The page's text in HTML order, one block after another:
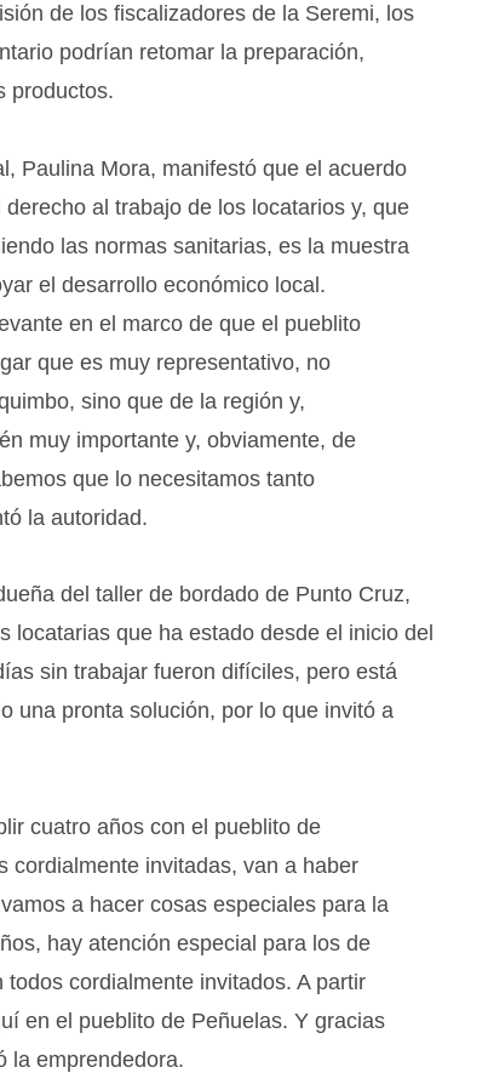
de los fiscalizadores de la Seremi, los
podrían retomar la preparación,
productos.
Paulina Mora, manifestó que el acuerdo
al trabajo de los locatarios y, que
las normas sanitarias, es la muestra
el desarrollo económico local.
en el marco de que el pueblito
que es muy representativo, no
sino que de la región y,
muy importante y, obviamente, de
que lo necesitamos tanto
la autoridad.
del taller de bordado de Punto Cruz,
locatarias que ha estado desde el inicio del
sin trabajar fueron difíciles, pero está
una pronta solución, por lo que invitó a
cuatro años con el pueblito de
cordialmente invitadas, van a haber
a hacer cosas especiales para la
hay atención especial para los de
cordialmente invitados. A partir
en el pueblito de Peñuelas. Y gracias
la emprendedora.